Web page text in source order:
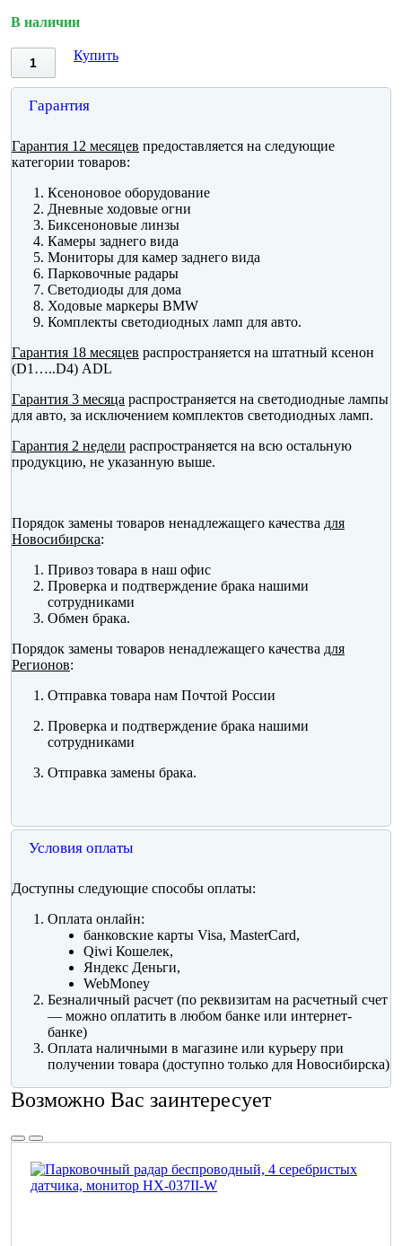
В наличии
Купить
Гарантия
Гарантия 12 месяцев предоставляется на следующие
категории товаров:
Ксеноновое оборудование
Дневные ходовые огни
Биксеноновые линзы
Камеры заднего вида
Мониторы для камер заднего вида
Парковочные радары
Светодиоды для дома
Ходовые маркеры BMW
Комплекты светодиодных ламп для авто.
Гарантия 18 месяцев распространяется на штатный ксенон
(D1…..D4) ADL
Гарантия 3 месяца распространяется на светодиодные лампы
для авто, за исключением комплектов светодиодных ламп.
Гарантия 2 недели распространяется на всю остальную
продукцию, не указанную выше.
Порядок замены товаров ненадлежащего качества для
Новосибирска:
Привоз товара в наш офис
Проверка и подтверждение брака нашими
сотрудниками
Обмен брака.
Порядок замены товаров ненадлежащего качества для
Регионов:
Отправка товара нам Почтой России
Проверка и подтверждение брака нашими
сотрудниками
Отправка замены брака.
Условия оплаты
Доступны следующие способы оплаты:
Оплата онлайн:
банковские карты Visa, MasterCard,
Qiwi Кошелек,
Яндекс Деньги,
WebMoney
Безналичный расчет (по реквизитам на расчетный счет
— можно оплатить в любом банке или интернет-
банке)
Оплата наличными в магазине или курьеру при
получении товара (доступно только для Новосибирска)
Возможно Вас заинтересует